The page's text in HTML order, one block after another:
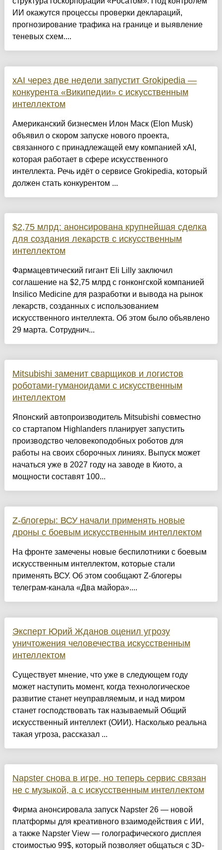
ИИ окажутся процессы проверки деклараций,
прогнозирование трафика на границе и выявление
теневых схем....
xAI через две недели запустит Grokipedia —
конкурента «Википедии» с искусственным
интеллектом
Американский бизнесмен Илон Маск (Elon Musk)
объявил о скором запуске нового проекта,
связанного с принадлежащей ему компанией xAI,
которая работает в сфере искусственного
интеллекта. Речь идёт о сервисе Grokipedia, который
должен стать конкурентом ...
$2,75 млрд: анонсирована крупнейшая сделка
для создания лекарств с искусственным
интеллектом
Фармацевтический гигант Eli Lilly заключил
соглашение на $2,75 млрд с гонконгской компанией
Insilico Medicine для разработки и вывода на рынок
лекарств, созданных с использованием
искусственного интеллекта. Об этом было объявлено
29 марта. Сотруднич...
Mitsubishi заменит сварщиков и логистов
роботами-гуманоидами с искусственным
интеллектом
Японский автопроизводитель Mitsubishi совместно
со стартапом Highlanders планирует запустить
производство человекоподобных роботов для
работы на своих сборочных линиях. Выпуск может
начаться уже в 2027 году на заводе в Киото, а
мощности составят 100...
Z-блогеры: ВСУ начали применять новые
дроны с боевым искусственным интеллектом
На фронте замечены новые беспилотники с боевым
искусственным интеллектом, которые стали
применять ВСУ. Об этом сообщают Z-блогеры
телеграм-канала «Два майора»....
Эксперт Юрий Жданов оценил угрозу
уничтожения человечества искусственным
интеллектом
Существует мнение, что уже в следующем году
может наступить момент, когда технологическое
развитие станет неуправляемым, и над миром
станет господствовать так называемый Общий
искусственный интеллект (ОИИ). Насколько реальна
такая угроза, рассказал ...
Napster снова в игре, но теперь сервис связан
не с музыкой, а с искусственным интеллектом
Фирма анонсировала запуск Napster 26 — новой
платформы для креативного взаимодействия с ИИ,
а также Napster View — голографического дисплея
стоимостью 99$, который позволяет общаться с 3D-